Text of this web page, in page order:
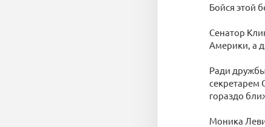
Бойся этой
Сенатор
Америки, а
Ради
секретарем
гораздо
Моника